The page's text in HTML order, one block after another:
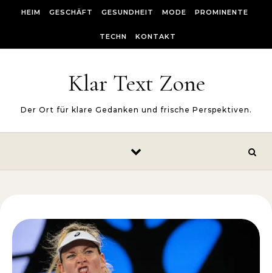
HEIM GESCHÄFT GESUNDHEIT MODE PROMINENTE
TECHN KONTAKT
Klar Text Zone
Der Ort für klare Gedanken und frische Perspektiven.